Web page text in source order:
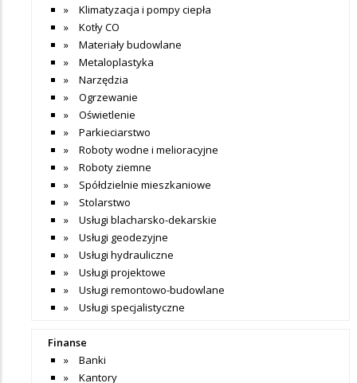
Klimatyzacja i pompy ciepła
Kotły CO
Materiały budowlane
Metaloplastyka
Narzędzia
Ogrzewanie
Oświetlenie
Parkieciarstwo
Roboty wodne i melioracyjne
Roboty ziemne
Spółdzielnie mieszkaniowe
Stolarstwo
Usługi blacharsko-dekarskie
Usługi geodezyjne
Usługi hydrauliczne
Usługi projektowe
Usługi remontowo-budowlane
Usługi specjalistyczne
Finanse
Banki
Kantory